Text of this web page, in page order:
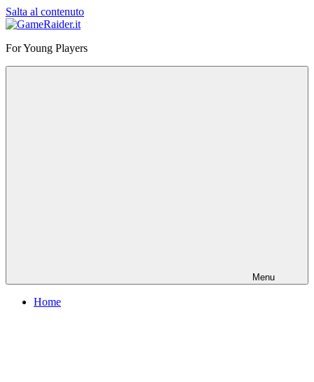
Salta al contenuto
GameRaider.it
For Young Players
Menu
Home